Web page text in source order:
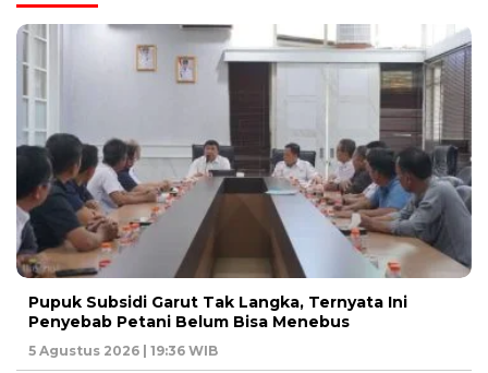
Pupuk Subsidi Garut Tak Langka, Ternyata Ini
Penyebab Petani Belum Bisa Menebus
5 Agustus 2026 | 19:36 WIB